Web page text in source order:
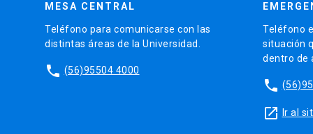
MESA CENTRAL
Teléfono para comunicarse con las
distintas áreas de la Universidad.
phone (56)95504 4000
Teléfono
situación
dentro de
phone
launch Ir al